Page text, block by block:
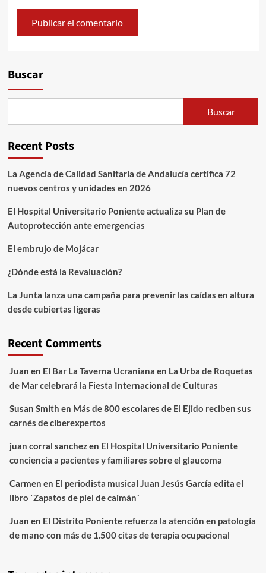
Buscar
Buscar
Recent Posts
La Agencia de Calidad Sanitaria de Andalucía certifica 72
nuevos centros y unidades en 2026
El Hospital Universitario Poniente actualiza su Plan de
Autoprotección ante emergencias
El embrujo de Mojácar
¿Dónde está la Revaluación?
La Junta lanza una campaña para prevenir las caídas en altura
desde cubiertas ligeras
Recent Comments
Juan en El Bar La Taverna Ucraniana en La Urba de Roquetas
de Mar celebrará la Fiesta Internacional de Culturas
Susan Smith en Más de 800 escolares de El Ejido reciben sus
carnés de ciberexpertos
juan corral sanchezen El Hospital Universitario Poniente
conciencia a pacientes y familiares sobre el glaucoma
Carmen en El periodista musical Juan Jesús García edita el
libro `Zapatos de piel de caimán´
Juan en El Distrito Poniente refuerza la atención en patología
de mano con más de 1.500 citas de terapia ocupacional